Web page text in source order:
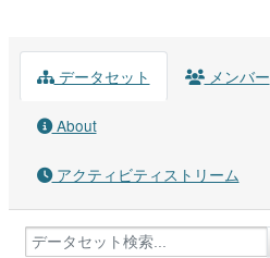
データセット メンバー
About
アクティビティストリーム